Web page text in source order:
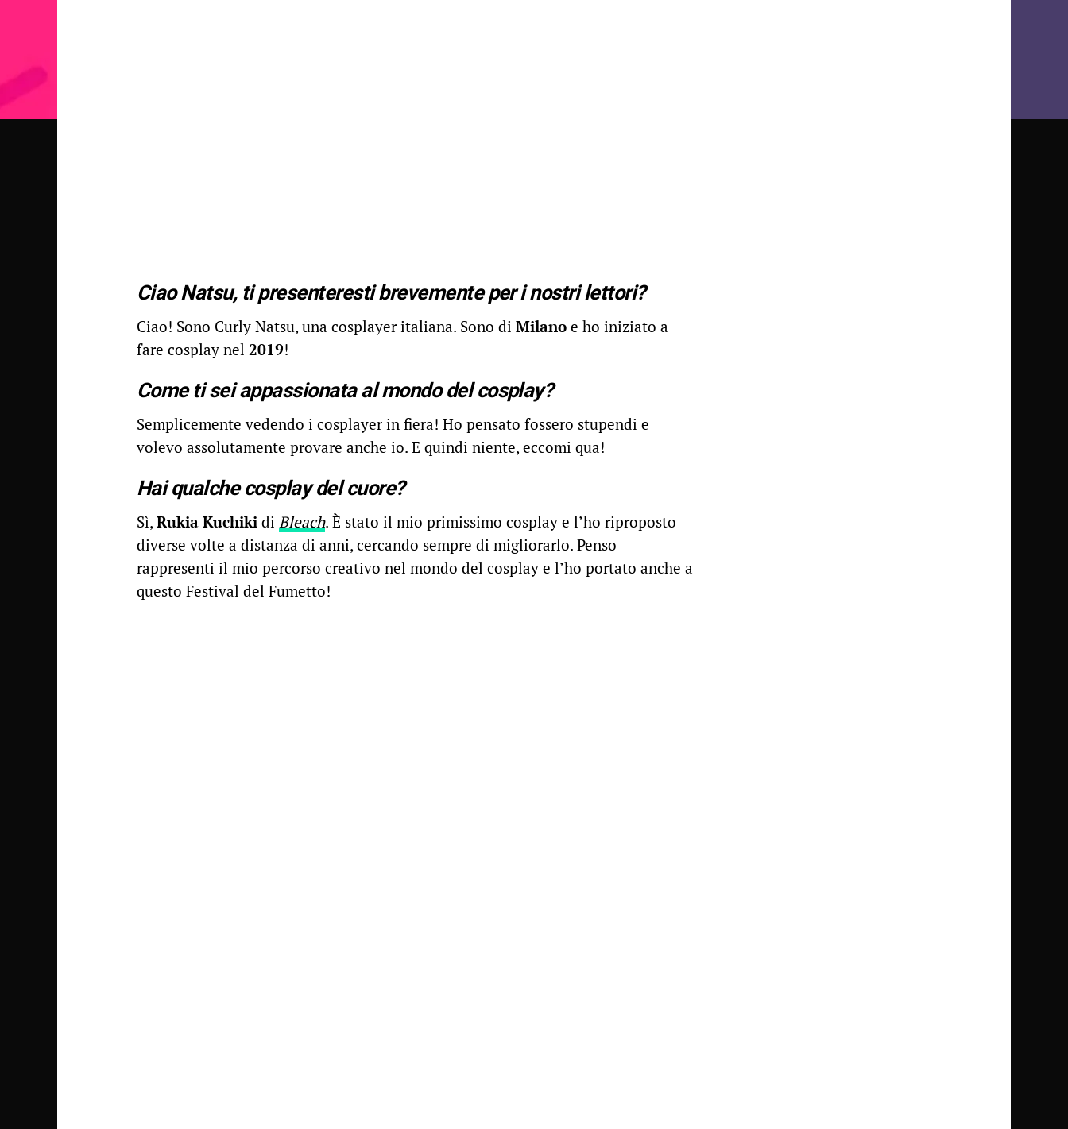
Ciao Natsu, ti presenteresti brevemente per i nostri lettori?
Ciao! Sono Curly Natsu, una cosplayer italiana. Sono di Milano e ho iniziato a
fare cosplay nel 2019!
Come ti sei appassionata al mondo del cosplay?
Semplicemente vedendo i cosplayer in fiera! Ho pensato fossero stupendi e
volevo assolutamente provare anche io. E quindi niente, eccomi qua!
Hai qualche cosplay del cuore?
Sì, Rukia Kuchiki di Bleach. È stato il mio primissimo cosplay e l’ho riproposto
diverse volte a distanza di anni, cercando sempre di migliorarlo. Penso
rappresenti il mio percorso creativo nel mondo del cosplay e l’ho portato anche a
questo Festival del Fumetto!